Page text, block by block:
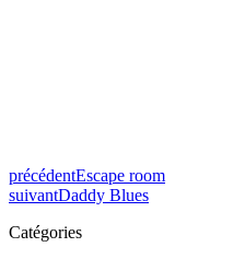
précédentEscape room
suivantDaddy Blues
Catégories